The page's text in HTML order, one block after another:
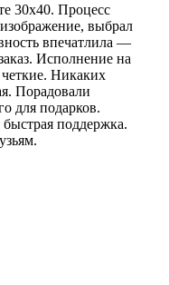
30х40. Процесс
выбрал
впечатлила —
Исполнение на
четкие. Никаких
Порадовали
для подарков.
поддержка.